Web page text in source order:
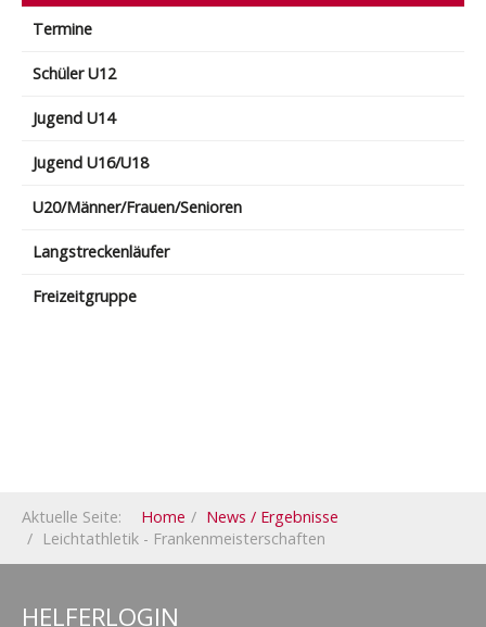
Termine
Schüler U12
Jugend U14
Jugend U16/U18
U20/Männer/Frauen/Senioren
Langstreckenläufer
Freizeitgruppe
Aktuelle Seite: Home
News / Ergebnisse
Leichtathletik - Frankenmeisterschaften
HELFERLOGIN